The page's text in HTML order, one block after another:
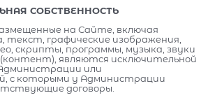
СОБСТВЕННОСТЬ
на Сайте, включая
текст, графические изображения,
скрипты, программы, музыка, звуки
являются исключительной
или
с которыми у Администрации
договоры.